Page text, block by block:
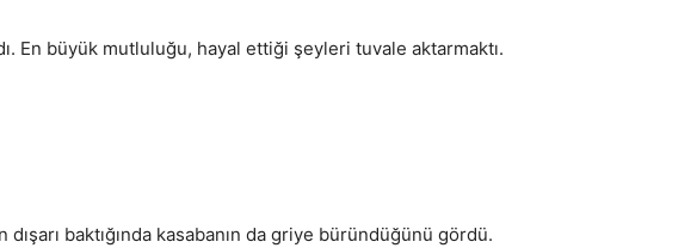
En büyük mutluluğu, hayal ettiği şeyleri tuvale aktarmaktı.
baktığında kasabanın da griye büründüğünü gördü.